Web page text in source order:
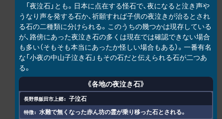
「夜泣石」とも。日本に点在する怪石で、夜になると泣き声や
うなり声を発する石か、祈願すれば子供の夜泣きが治るとされ
る石の二種類に分けられる。このうちの幾つかは現存している
が、路傍にあった夜泣き石の多くは現在では確認できない場合
も多い（そもそも本当にあったか怪しい場合もある）。一番有名
な「小夜の中山子泣き石」もその石だと伝えられる石が二つあ
る。
《各地の夜泣き石》
子泣石
水難で無くなった赤ん坊の霊が乗り移った石とされる。